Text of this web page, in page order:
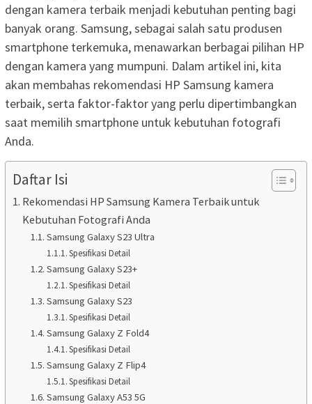
dengan kamera terbaik menjadi kebutuhan penting bagi
banyak orang. Samsung, sebagai salah satu produsen
smartphone terkemuka, menawarkan berbagai pilihan HP
dengan kamera yang mumpuni. Dalam artikel ini, kita
akan membahas rekomendasi HP Samsung kamera
terbaik, serta faktor-faktor yang perlu dipertimbangkan
saat memilih smartphone untuk kebutuhan fotografi
Anda.
Daftar Isi
Rekomendasi HP Samsung Kamera Terbaik untuk
Kebutuhan Fotografi Anda
Samsung Galaxy S23 Ultra
Spesifikasi Detail
Samsung Galaxy S23+
Spesifikasi Detail
Samsung Galaxy S23
Spesifikasi Detail
Samsung Galaxy Z Fold4
Spesifikasi Detail
Samsung Galaxy Z Flip4
Spesifikasi Detail
Samsung Galaxy A53 5G